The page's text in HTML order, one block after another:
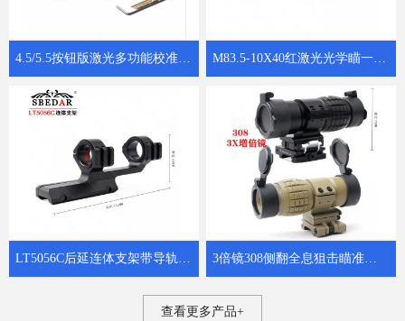
4.5/5.5按钮版激光多功能校准仪子弹归零器 8302红激光狙击校瞄器 M83.5-10X40红激光光学瞄一体狙击镜
LT5056C后延连体支架带导轨瞄准镜夹具 3倍镜308侧翻全息狙击瞄准增倍镜
查看更多产品+